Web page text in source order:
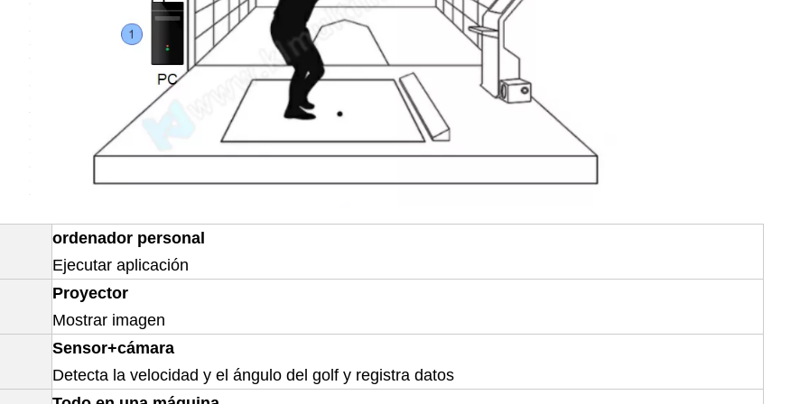
ordenador personal
Ejecutar aplicación
Proyector
Mostrar imagen
Sensor+cámara
Detecta la velocidad y el ángulo del golf y registra datos